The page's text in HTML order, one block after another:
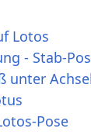
Lotos
- Stab-
unter
Pose